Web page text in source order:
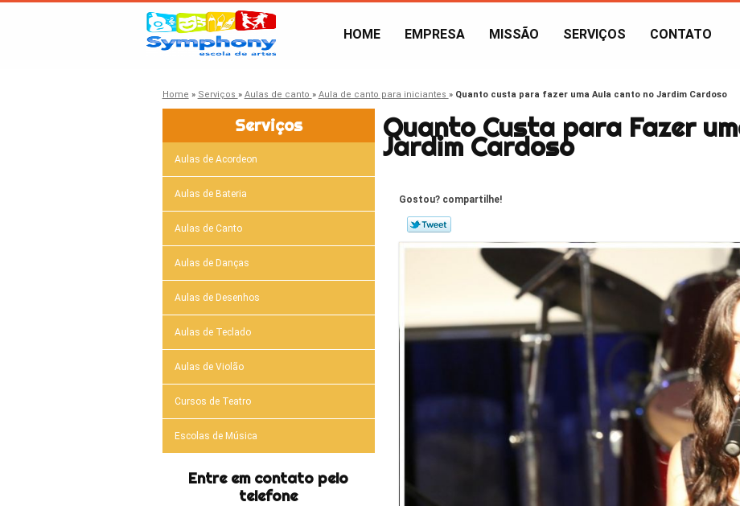
HOME EMPRESA MISSÃO SERVIÇOS CONTATO
Home » Serviços » Aulas de canto » Aula de canto para iniciantes » Quanto custa para fazer uma Aula canto no Jardim Cardoso
Serviços
Aulas de Acordeon
Aulas de Bateria
Aulas de Canto
Aulas de Danças
Aulas de Desenhos
Aulas de Teclado
Aulas de Violão
Cursos de Teatro
Escolas de Música
Entre em contato pelo
telefone
Quanto Custa para Fazer
Jardim Cardoso
Gostou? compartilhe!